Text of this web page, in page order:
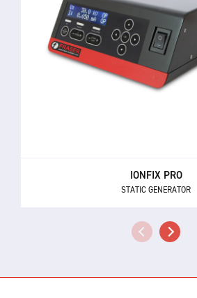
IONFIX PRO
STATIC GENERATOR